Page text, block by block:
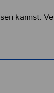
kannst.